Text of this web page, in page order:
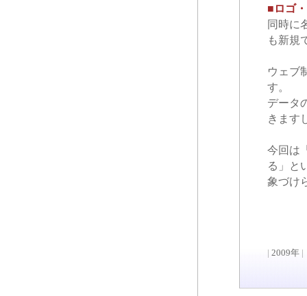
■ロゴ
同時に
も新規
ウェブ
す。
データ
きます
今回は
る」と
象づけ
| 2009年 |